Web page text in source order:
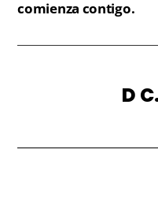
comienza contigo.
D